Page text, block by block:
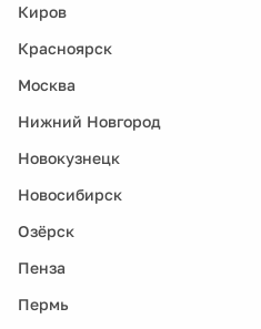
Киров
Красноярск
Москва
Нижний Новгород
Новокузнецк
Новосибирск
Озёрск
Пенза
Пермь